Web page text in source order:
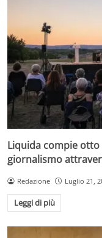
Liquida compie
giornalismo
Redazione Luglio 21,
Leggi di più